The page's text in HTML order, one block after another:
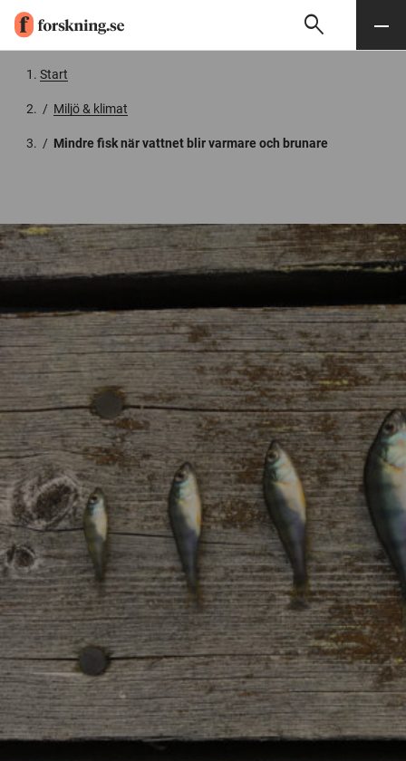
Söksearch Meny
Start
/ Miljö & klimat
/ Mindre fisk när vattnet blir varmare och brunare